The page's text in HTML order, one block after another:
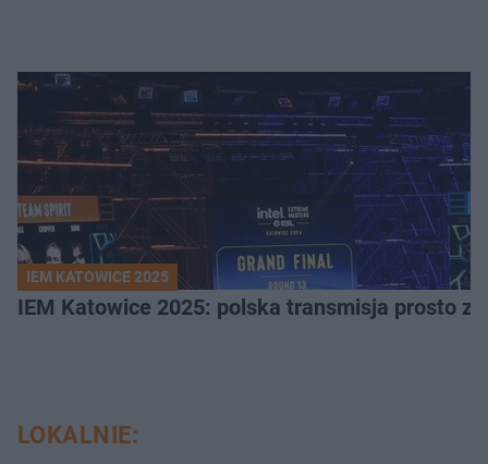
IEM KATOWICE 2025
IEM Katowice 2025: polska transmisja prosto
LOKALNIE: